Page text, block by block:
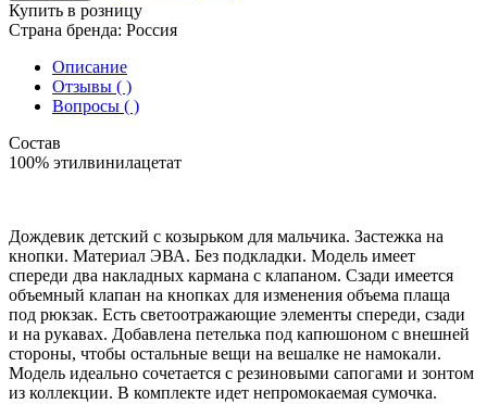
Купить в розницу
Страна бренда: Россия
Описание
Отзывы ( )
Вопросы ( )
Состав
100% этилвинилацетат
Дождевик детский с козырьком для мальчика. Застежка на
кнопки. Материал ЭВА. Без подкладки. Модель имеет
спереди два накладных кармана с клапаном. Сзади имеется
объемный клапан на кнопках для изменения объема плаща
под рюкзак. Есть светоотражающие элементы спереди, сзади
и на рукавах. Добавлена петелька под капюшоном с внешней
стороны, чтобы остальные вещи на вешалке не намокали.
Модель идеально сочетается с резиновыми сапогами и зонтом
из коллекции. В комплекте идет непромокаемая сумочка.